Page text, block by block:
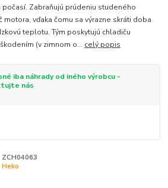
Zabraňujú prúdeniu studeného
motora, vďaka čomu sa výrazne skráti doba
teplotu. Tým poskytujú chladiču
(v zimnom o... celý popis
iba náhrady od iného výrobcu -
nás
ZCH04063
Heko